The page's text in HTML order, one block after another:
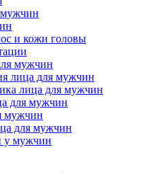
мужчин
и кожи головы
мужчин
лица для мужчин
лица для мужчин
для мужчин
мужчин
для мужчин
у мужчин